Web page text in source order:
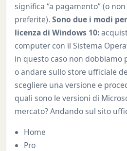
significa “a pagamento” (o
preferite). Sono due i modi
licenza di Windows 10:
computer con il Sistema
in questo caso non dobbiamo
o andare sullo store ufficiale
scegliere una versione e
quali sono le versioni di
mercato? Andando sul sito
Home
Pro